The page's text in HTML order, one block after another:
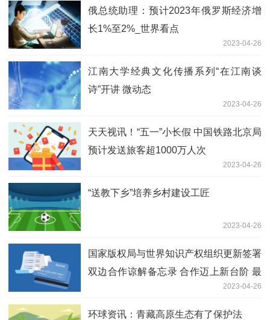
俄总统助理：预计2023年俄罗斯经济增
长1%至2%_世界看点
2023-04-26
江南大学经典文化传播系列“在江南谈
诗”开讲 微动态
2023-04-26
天天视讯！“五一”小长假 中国铁路北京局
预计发送旅客超1000万人次
2023-04-26
“送教下乡”培养乡村建设工匠
2023-04-26
国家版权局与世界知识产权组织更新签署
双边合作谅解备忘录 合作迈上新台阶 最
2023-04-26
环球资讯：青藏高原生态有了保护法